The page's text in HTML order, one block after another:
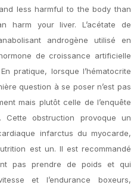
less harmful to the body than
harm your liver. L’acétate de
androgène utilisé en
de croissance artificielle
pratique, lorsque l’hématocrite
question à se poser n’est pas
mais plutôt celle de l’enquête
Cette obstruction provoque un
infarctus du myocarde,
est un. Il est recommandé
pas prendre de poids et qui
et l’endurance boxeurs,